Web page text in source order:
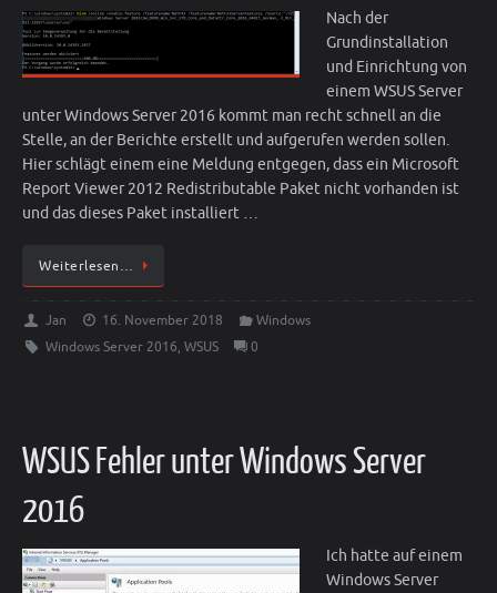
Nach der
Grundinstallation
und Einrichtung von
einem WSUS Server
unter Windows Server 2016 kommt man recht schnell an die
Stelle, an der Berichte erstellt und aufgerufen werden sollen.
Hier schlägt einem eine Meldung entgegen, dass ein Microsoft
Report Viewer 2012 Redistributable Paket nicht vorhanden ist
und das dieses Paket installiert …
Weiterlesen…
Jan 16. November 2018
Windows
Windows Server 2016, WSUS 0
WSUS Fehler unter Windows Server
2016
Ich hatte auf einem
Windows Server